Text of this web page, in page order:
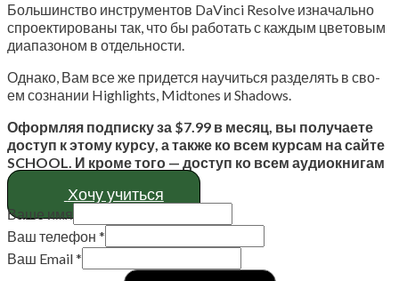
Боль­шин­ство инстру­мен­тов DaVinci Resolve изна­чаль­но
спро­ек­ти­ро­ва­ны так, что бы рабо­тать с каж­дым цве­то­вым
диа­па­зо­ном в отдельности.
Одна­ко, Вам все же при­дет­ся научить­ся раз­де­лять в сво­
ем созна­нии Highlights, Midtones и Shadows.
Оформ­ляя под­пис­ку за $7.99 в месяц, вы полу­ча­е­те
доступ к это­му кур­су, а так­же ко всем кур­сам на сай­те
SCHOOL. И кро­ме того — доступ ко всем аудиокнигам
Хочу учить­ся
Ваше имя
Ваш телефон *
Ваш Email*